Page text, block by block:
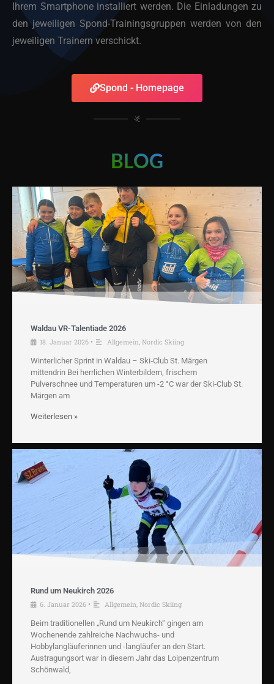
Ihrem Smartphone installiert werden. Die Einladungen zu
den jeweiligen Spond-Trainingsgruppen werden von den
jeweiligen Trainern verschickt.
Spond - Homepage
BLOG
Waldau VR-Talentiade 2026
18. Januar 2026 • Allgemein, Nordic Skiing
Winterlicher Sprint in Waldau – Ski‑Club St. Märgen
mittendrin Bei herrlichen Winterbildern, frischem
Pulverschnee und Temperaturen um -2 °C war der Ski‑Club St.
Märgen am
Weiterlesen »
Rund um Neukirch 2026
6. Januar 2026 • Allgemein, Nordic Skiing
Beim traditionellen „Rund um Neukirch“ gingen am
Wochenende zahlreiche Nachwuchs- und
Hobbylangläuferinnen und -langläufer an den Start.
Austragungsort war in diesem Jahr das Loipenzentrum
Schönwald,